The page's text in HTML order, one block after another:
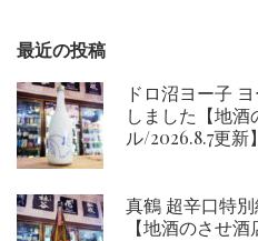
最近の投稿
ドロ沼ヨー子
しました【地
ル/2026.8.7更新】
真鶴 超辛口特
【地酒のさせ